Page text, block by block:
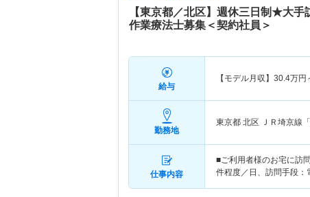
【東京都／北区】週休三日制★大
作業療法士募集＜契約社員＞
給与
【モデル月収】 30.4万円
勤務地
東京都 北区 ＪＲ埼京線
仕事内容
■ご利用者様のお宅に訪
件程度／日、訪問手段